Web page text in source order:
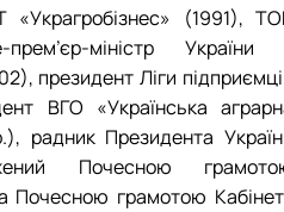
«Украгробізнес» (1991),
міністр України
президент Ліги
ВГО «Українська
радник Президента
Почесною
Почесною грамотою